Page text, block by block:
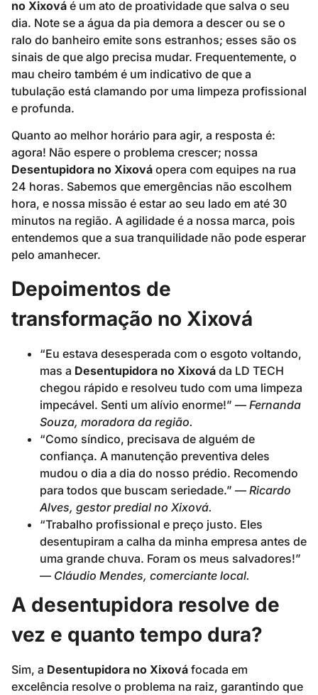
no Xixová é um ato de proatividade que salva o seu
dia. Note se a água da pia demora a descer ou se o
ralo do banheiro emite sons estranhos; esses são os
sinais de que algo precisa mudar. Frequentemente, o
mau cheiro também é um indicativo de que a
tubulação está clamando por uma limpeza profissional
e profunda.
Quanto ao melhor horário para agir, a resposta é:
agora! Não espere o problema crescer; nossa
Desentupidora no Xixová opera com equipes na rua
24 horas. Sabemos que emergências não escolhem
hora, e nossa missão é estar ao seu lado em até 30
minutos na região. A agilidade é a nossa marca, pois
entendemos que a sua tranquilidade não pode esperar
pelo amanhecer.
Depoimentos de
transformação no Xixová
“Eu estava desesperada com o esgoto voltando,
mas a Desentupidora no Xixová da LD TECH
chegou rápido e resolveu tudo com uma limpeza
impecável. Senti um alívio enorme!” — Fernanda
Souza, moradora da região.
“Como síndico, precisava de alguém de
confiança. A manutenção preventiva deles
mudou o dia a dia do nosso prédio. Recomendo
para todos que buscam seriedade.” — Ricardo
Alves, gestor predial no Xixová.
“Trabalho profissional e preço justo. Eles
desentupiram a calha da minha empresa antes de
uma grande chuva. Foram os meus salvadores!”
— Cláudio Mendes, comerciante local.
A desentupidora resolve de
vez e quanto tempo dura?
Sim, a Desentupidora no Xixová focada em
excelência resolve o problema na raiz, garantindo que